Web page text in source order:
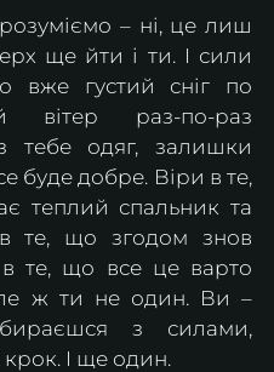
– ні, це лиш
ще йти і ти. І сили
вже густий сніг по
вітер раз-по-раз
тебе одяг, залишки
буде добре. Віри в те,
теплий спальник та
те, що згодом знов
в те, що все це варто
ж ти не один. Ви –
з силами,
І ще один.